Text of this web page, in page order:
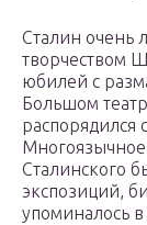
Сталин очень
творчеством
юбилей с
Большом
распорядился
Сталинского
экспозиций,
упоминалось в